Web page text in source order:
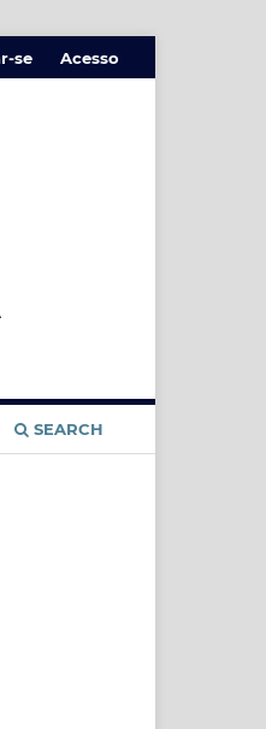
SEARCH
se Acesso